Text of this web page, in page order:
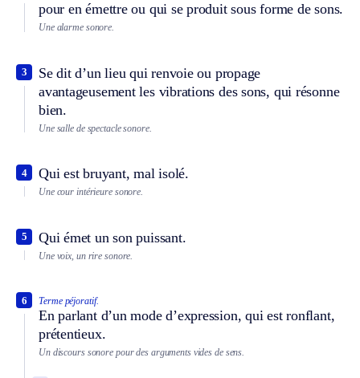
pour en émettre ou qui se produit sous forme de sons.
Une alarme sonore.
Se dit d’un lieu qui renvoie ou propage
avantageusement les vibrations des sons, qui résonne
bien.
3
Une salle de spectacle sonore.
Qui est bruyant, mal isolé.
4
Une cour intérieure sonore.
Qui émet un son puissant.
5
Une voix, un rire sonore.
Terme péjoratif.
En parlant d’un mode d’expression, qui est ronflant,
prétentieux.
6
Un discours sonore pour des arguments vides de sens.